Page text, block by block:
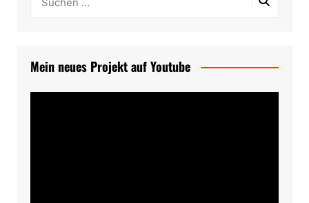
Mein neues Projekt auf Youtube